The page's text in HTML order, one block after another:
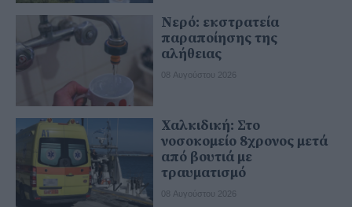
Νερό: εκστρατεία
παραποίησης της
αλήθειας
08 Αυγούστου 2026
Χαλκιδική: Στο
νοσοκομείο 8χρονος μετά
από βουτιά με
τραυματισμό
08 Αυγούστου 2026